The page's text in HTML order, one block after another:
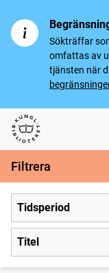
Sökträffar
omfattas av
tjänsten när
Svenska tidningar
Filtrera
Tidsperiod
Titel